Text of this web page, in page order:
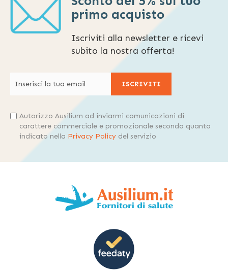
primo acquisto
Iscriviti alla newsletter e ricevi
subito la nostra offerta!
ISCRIVITI
Autorizzo Ausilium ad inviarmi comunicazioni di
carattere commerciale e promozionale secondo quanto
indicato nella Privacy Policy del servizio